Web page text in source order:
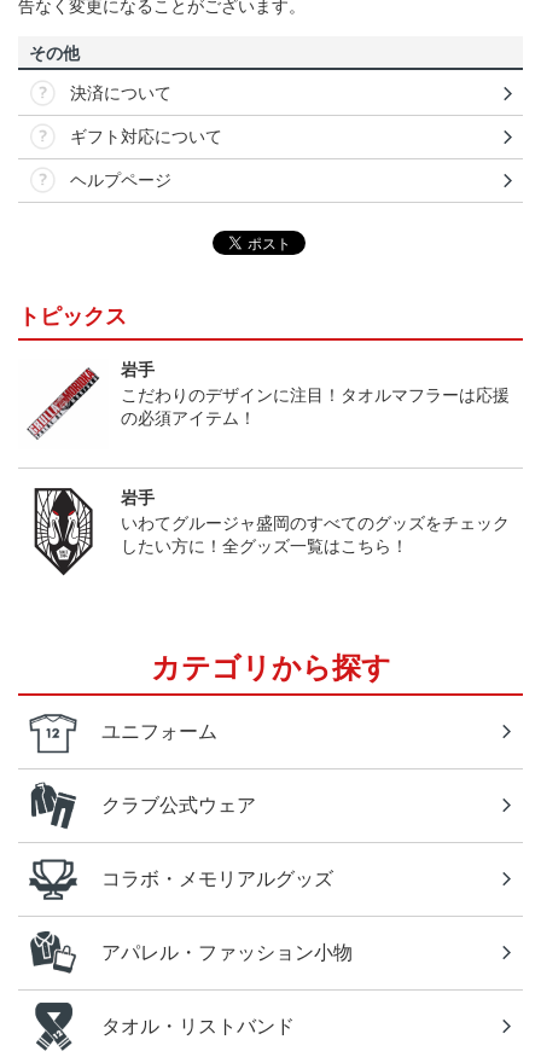
告なく変更になることがございます。
その他
決済について
ギフト対応について
ヘルプページ
トピックス
岩手
こだわりのデザインに注目！タオルマフラーは応援
の必須アイテム！
岩手
いわてグルージャ盛岡のすべてのグッズをチェック
したい方に！全グッズ一覧はこちら！
カテゴリから探す
ユニフォーム
クラブ公式ウェア
コラボ・メモリアルグッズ
アパレル・ファッション小物
タオル・リストバンド